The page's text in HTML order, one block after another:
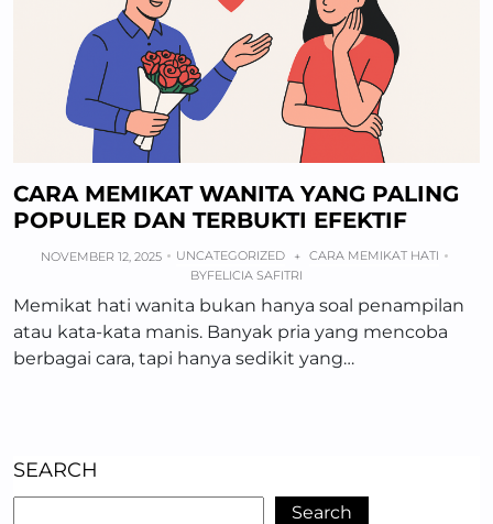
CARA MEMIKAT WANITA YANG PALING
POPULER DAN TERBUKTI EFEKTIF
NOVEMBER 12, 2025 UNCATEGORIZED +
CARA MEMIKAT HATI
BYFELICIA SAFITRI
Memikat hati wanita bukan hanya soal penampilan
atau kata-kata manis. Banyak pria yang mencoba
berbagai cara, tapi hanya sedikit yang…
SEARCH
Search